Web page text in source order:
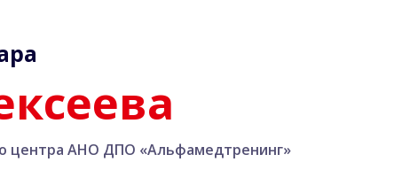
центра АНО ДПО «Альфамедтренинг»